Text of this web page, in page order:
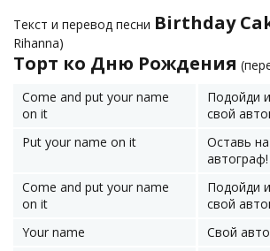
Текст и перевод песни Birthday
Rihanna)
Торт ко Дню Рождения
Come and put your name
on it
Подойди
свой
Put your name on it
Оставь
автограф!
Come and put your name
on it
Подойди
свой
Your name
Свой